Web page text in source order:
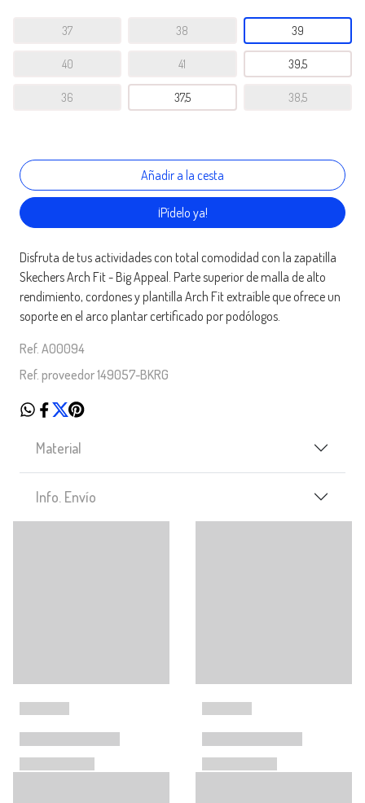
37 38 39
40 41 39,5
36 37,5 38,5
¡Pídelo ya!
Disfruta de tus actividades con total comodidad con la zapatilla
Skechers Arch Fit - Big Appeal. Parte superior de malla de alto
rendimiento, cordones y plantilla Arch Fit extraíble que ofrece un
soporte en el arco plantar certificado por podólogos.
Ref. A00094
Ref. proveedor 149057-BKRG
Material
Info. Envío